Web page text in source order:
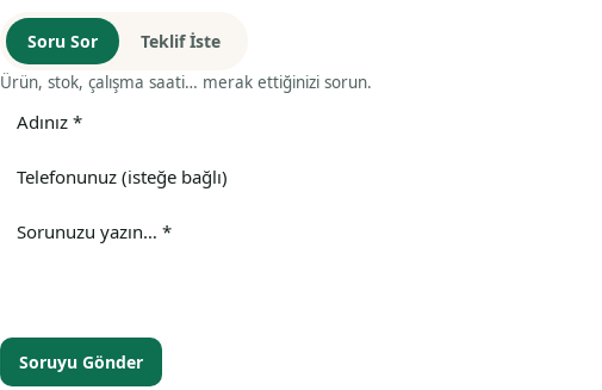
Soru Sor Teklif İste
Ürün, stok, çalışma saati… merak ettiğinizi sorun.
Soruyu Gönder